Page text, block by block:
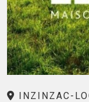
INZINZAC-